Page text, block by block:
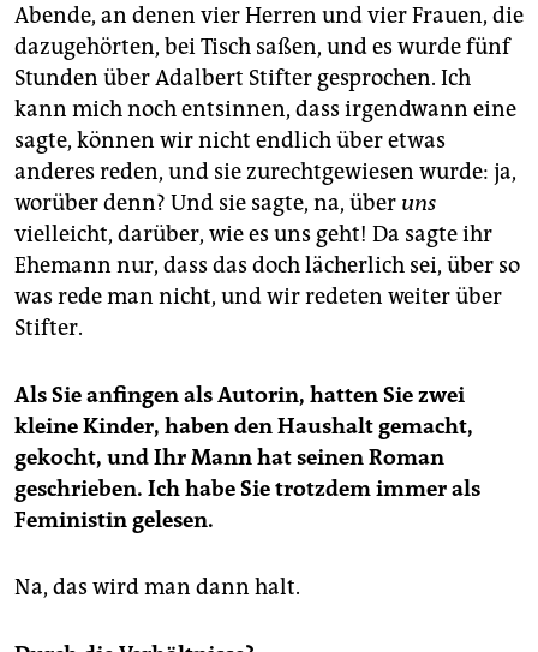
Abende, an denen vier Herren und vier Frauen, die
dazugehörten, bei Tisch saßen, und es wurde fünf
Stunden über Adalbert Stifter gesprochen. Ich
kann mich noch entsinnen, dass irgendwann eine
sagte, können wir nicht endlich über etwas
anderes reden, und sie zurechtgewiesen wurde: ja,
worüber denn? Und sie sagte, na, über uns
vielleicht, darüber, wie es uns geht! Da sagte ihr
Ehemann nur, dass das doch lächerlich sei, über so
was rede man nicht, und wir redeten weiter über
Stifter.
Als Sie anfingen als Autorin, hatten Sie zwei
kleine Kinder, haben den Haushalt gemacht,
gekocht, und Ihr Mann hat seinen Roman
geschrieben. Ich habe Sie trotzdem immer als
Feministin gelesen.
Na, das wird man dann halt.